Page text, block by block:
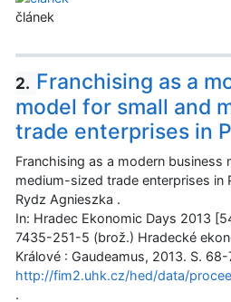
článek
2. Franchising as a
model for small and
trade enterprises in
Franchising as a modern business
medium-sized trade enterprises in
Rydz Agnieszka .
In: Hradec Ekonomic Days 2013
7435-251-5 (brož.) Hradecké
Králové : Gaudeamus, 2013. S. 68-
http://fim2.uhk.cz/hed/data/
.